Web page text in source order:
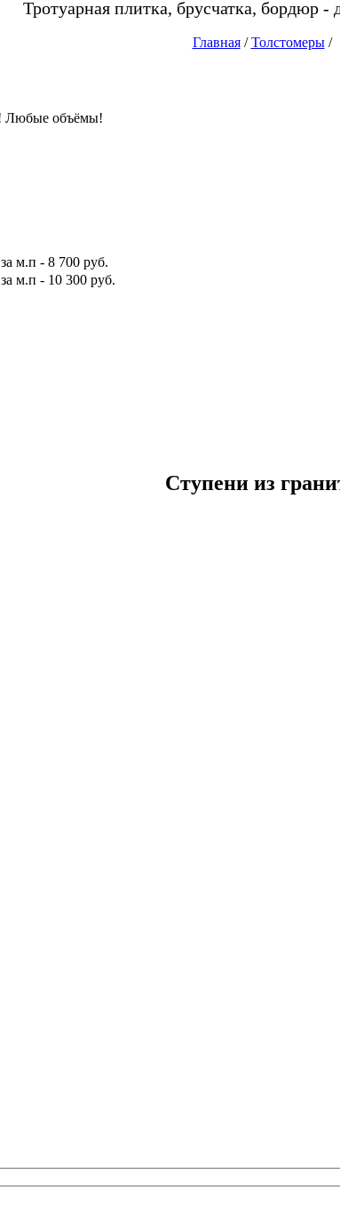
Тротуарная плитка, брусчатка, бордюр -
Главная/Толстомеры/
Любые объёмы!
м.п - 8 700 руб.
м.п - 10 300 руб.
Ступени из